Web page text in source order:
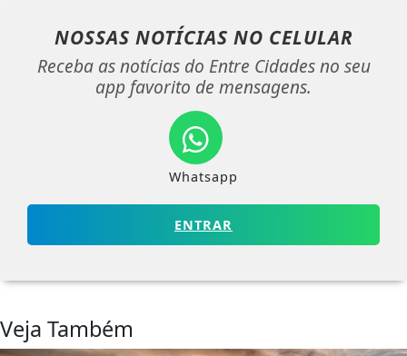
NOSSAS NOTÍCIAS NO CELULAR
Receba as notícias do Entre Cidades no seu
app favorito de mensagens.
Whatsapp
ENTRAR
Veja Também